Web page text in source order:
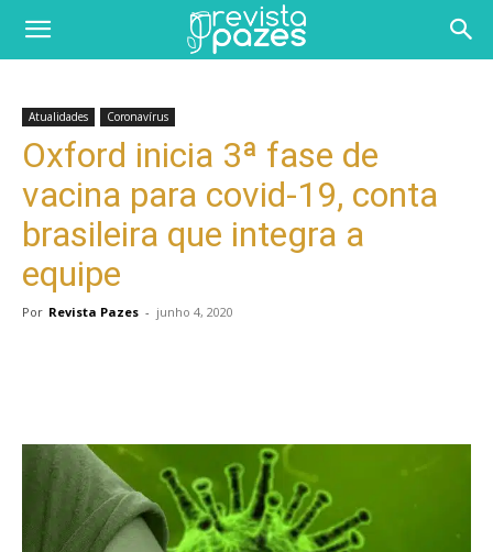
Atualidades Coronavírus
Oxford inicia 3ª fase de
vacina para covid-19, conta
brasileira que integra a
equipe
Por Revista Pazes - junho 4, 2020